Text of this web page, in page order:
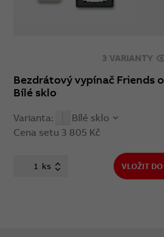
3 VARIANTY
Bezdrátový vypínač Friends
Bílé sklo
Varianta:
Bílé sklo
Cena setu 3 805 Kč
ks VLOŽIT